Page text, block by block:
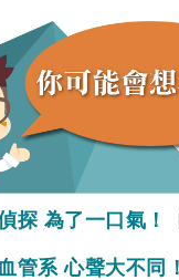
探 為了一口氣！
生活品質
管系 心聲大不同！